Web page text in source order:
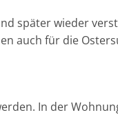
später wieder
auch für die
In der